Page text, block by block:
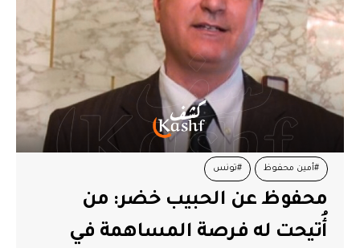
#أمين محفوظ #تونس
محفوظ عن الحبيب خضر: من
أُتيحت له فرصة المساهمة في